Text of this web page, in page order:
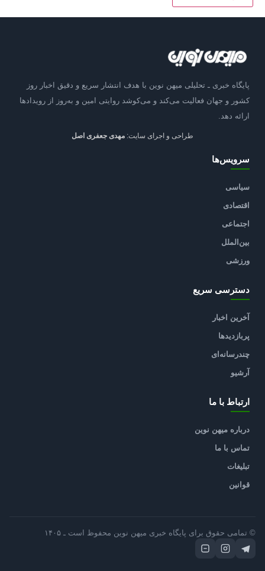
پایگاه خبری ـ تحلیلی میهن نوین با هدف انتشار سریع و دقیق اخبار روز
کشور و جهان فعالیت می‌کند و می‌کوشد روایتی امین و به‌روز از رویدادها
ارائه دهد.
طراحی و اجرای سایت: مهدی جعفری اصل
سرویس‌ها
سیاسی
اقتصادی
اجتماعی
بین‌الملل
ورزشی
دسترسی سریع
آخرین اخبار
پربازدیدها
چندرسانه‌ای
آرشیو
ارتباط با ما
درباره میهن نوین
تماس با ما
تبلیغات
قوانین
© تمامی حقوق برای پایگاه خبری میهن نوین محفوظ است ـ ۱۴۰۵